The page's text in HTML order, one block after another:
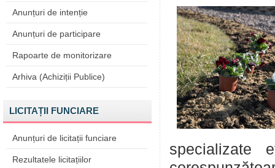
Anunțuri de intenție
Anunțuri de participare
Rapoarte de monitorizare
Arhiva (Achiziții Publice)
LICITAȚII FUNCIARE
Anunțuri de licitații funciare
Rezultatele licitațiilor
specializate